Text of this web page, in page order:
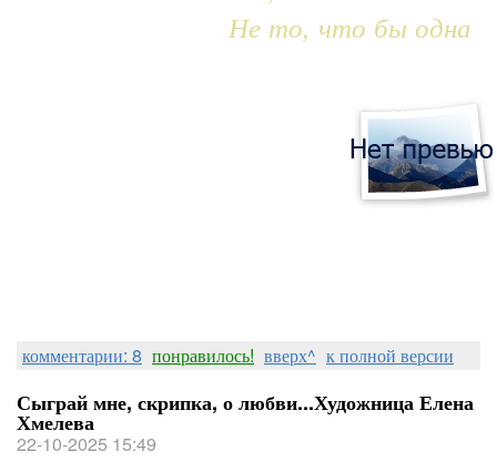
Не то, что бы одна
комментарии: 8 понравилось! вверх^ к полной версии
Сыграй мне, скрипка, о любви...Художница Елена
Хмелева
22-10-2025 15:49